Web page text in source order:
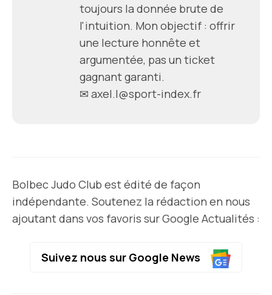
toujours la donnée brute de
l'intuition. Mon objectif : offrir
une lecture honnête et
argumentée, pas un ticket
gagnant garanti.
✉ axel.l@sport-index.fr
Bolbec Judo Club est édité de façon
indépendante. Soutenez la rédaction en nous
ajoutant dans vos favoris sur Google Actualités :
Suivez nous sur Google News